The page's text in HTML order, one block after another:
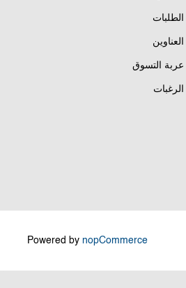
الطلبات
العناوين
عربة التسوق
الرغبات
Powered by nopCommerce